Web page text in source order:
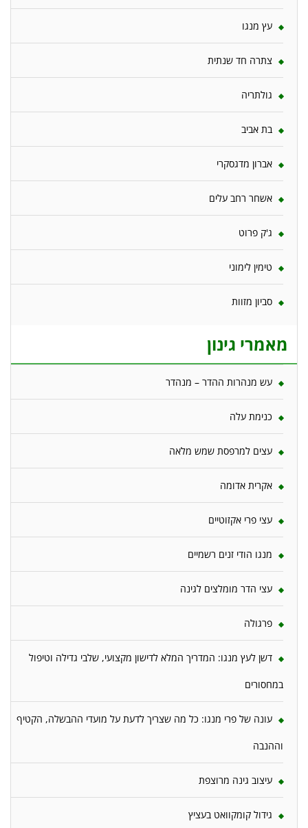
עץ מנגו
צתרה חד שנתית
גולתריה
בת אביב
אברון מדגסקרי
אשחר רחב עלים
ג'ק פרוט
טימין לימוני
סביון מזוות
מאמרי גינון
עש מנהרות ההדר – מנהדר
כנימת עלה
עצים למרפסת שמש מלאה
אקרית אדומה
עצי פרי אקזוטיים
מנגו הודי זנים רשמיים
עצי הדר מומלצים לגינה
פרגולה
דשן לעץ מנגו: המדריך המלא לדישון מקצועי, שלבי גדילה וטיפול
במחסורים
עונה של פרי מנגו: כל מה שצריך לדעת על מועדי ההבשלה, הקטיף
וההנבה
עיצוב גינה מרוצפת
גידול קומקוואט בעציץ